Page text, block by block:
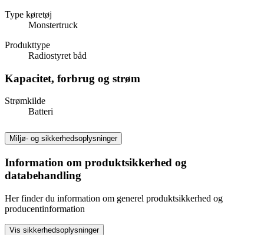
Type køretøj
Monstertruck
Produkttype
Radiostyret båd
Kapacitet, forbrug og strøm
Strømkilde
Batteri
Miljø- og sikkerhedsoplysninger
Information om produktsikkerhed og
databehandling
Her finder du information om generel produktsikkerhed og
producentinformation
Vis sikkerhedsoplysninger